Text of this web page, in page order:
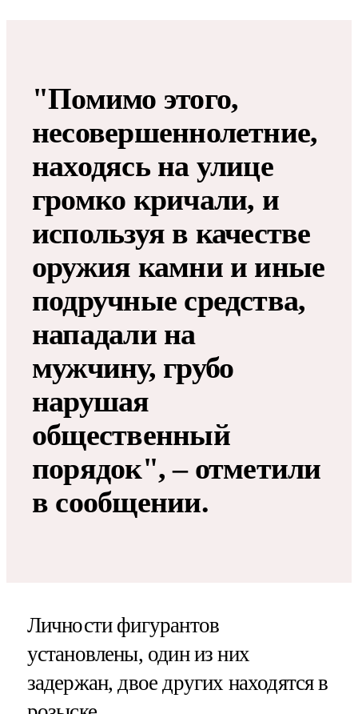
"Помимо этого,
несовершеннолетние,
находясь на улице
громко кричали, и
используя в качестве
оружия камни и иные
подручные средства,
нападали на
мужчину, грубо
нарушая
общественный
порядок", – отметили
в сообщении.
Личности фигурантов
установлены, один из них
задержан, двое других находятся в